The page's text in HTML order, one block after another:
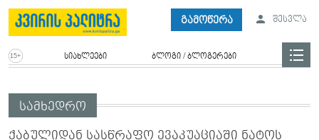
გამოწერა შესვლა
სიახლეები ბლოგი / ბლოგერები
სამხედრო
ქაბულიდან სასწრაფო ევაკუაციაში ნატოს